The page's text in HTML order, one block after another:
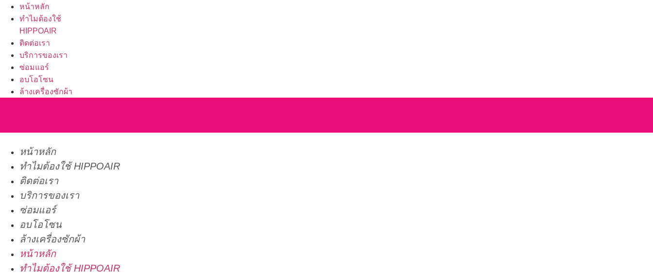
หน้าหลัก
ทำไมต้องใช้
HIPPOAIR
ติดต่อเรา
บริการของเรา
ซ่อมแอร์
อบโอโซน
ล้างเครื่องซักผ้า
หน้าหลัก
ทำไมต้องใช้ HIPPOAIR
ติดต่อเรา
บริการของเรา
ซ่อมแอร์
อบโอโซน
ล้างเครื่องซักผ้า
หน้าหลัก
ทำไมต้องใช้ HIPPOAIR